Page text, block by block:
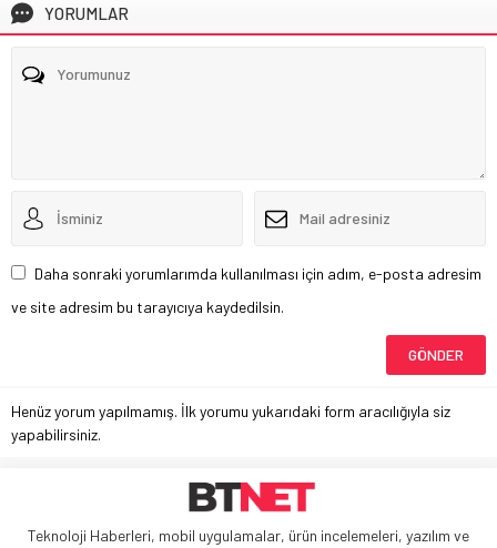
YORUMLAR
Daha sonraki yorumlarımda kullanılması için adım, e-posta adresim
ve site adresim bu tarayıcıya kaydedilsin.
Henüz yorum yapılmamış. İlk yorumu yukarıdaki form aracılığıyla siz
yapabilirsiniz.
Teknoloji Haberleri, mobil uygulamalar, ürün incelemeleri, yazılım ve